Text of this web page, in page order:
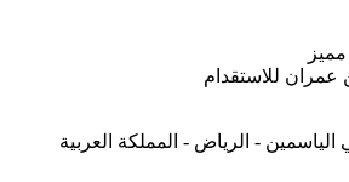
عمران للاستقدام
- الرياض - المملكة العربية